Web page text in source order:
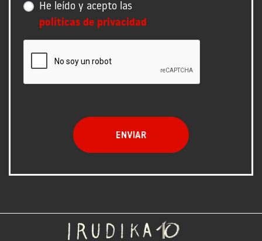
He leído y acepto las
políticas de privacidad